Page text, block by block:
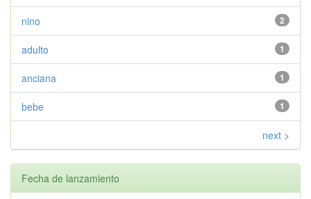
2
nino
1
adulto
1
anciana
1
bebe
next >
Fecha de lanzamiento